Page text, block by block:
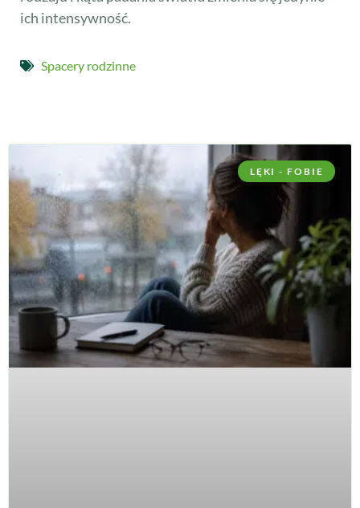
ich intensywność.
Spacery rodzinne
LĘKI - FOBIE